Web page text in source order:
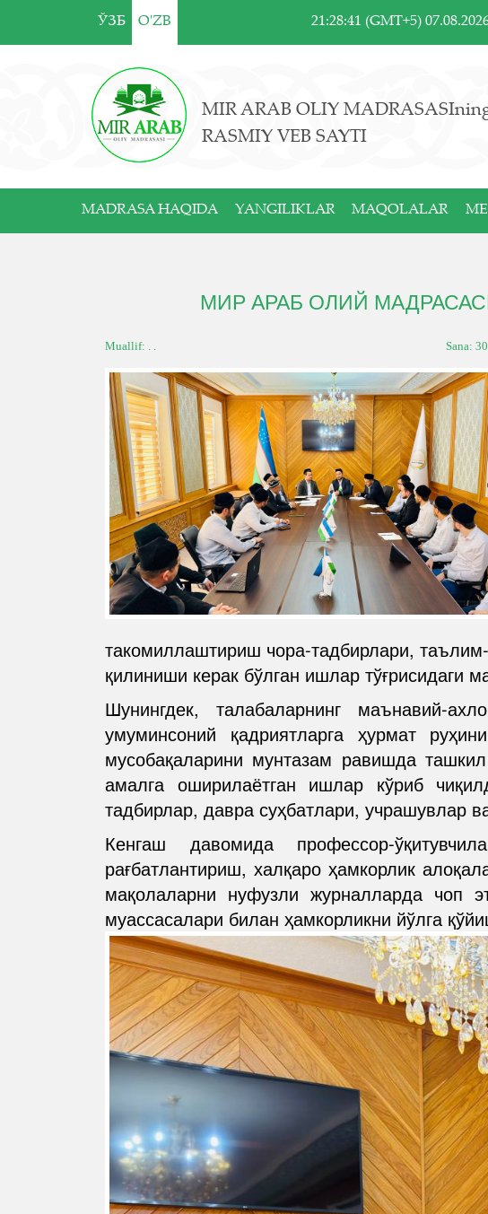
ЎЗБ O'ZB 21:28:41 (GMT+5)
MIR ARAB OLIY
RASMIY VEB SAYTI
MADRASA HAQIDA YANGILIKLAR MAQOLALAR
МИР АРАБ ОЛИЙ
Muallif: . . Sana:
такомиллаштириш чора-тадбирлари,
қилиниши керак бўлган ишлар тўғрисидаги
Шунингдек, талабаларнинг маънавий-
умуминсоний қадриятларга ҳурмат
мусобақаларини мунтазам равишда
амалга оширилаётган ишлар кўриб
тадбирлар, давра суҳбатлари, учрашувлар
Кенгаш давомида профессор-
рағбатлантириш, халқаро ҳамкорлик
мақолаларни нуфузли журналларда
муассасалари билан ҳамкорликни йўлга